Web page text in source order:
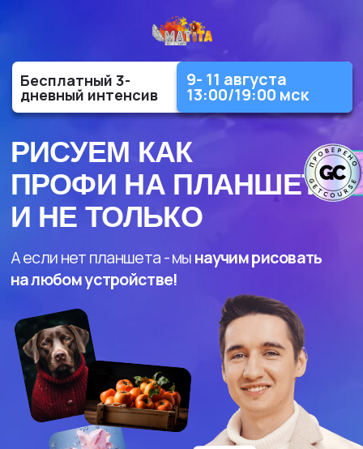
А если нет планшета - мынаучим рисовать
на любом устройстве!
13:00/19:00 мск
дневный интенсив
осталось всего 4 места
РИСУЕМ КАК
ПРОФИ НА ПЛАНШЕТЕ
И НЕ ТОЛЬКО
Присоединиться к интенсиву